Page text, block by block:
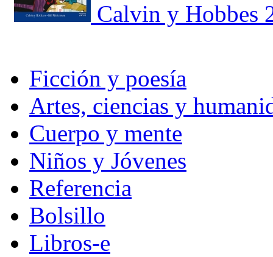
Calvin y Hobbes
Ficción y poesía
Artes, ciencias y
Cuerpo y mente
Niños y Jóvenes
Referencia
Bolsillo
Libros-e